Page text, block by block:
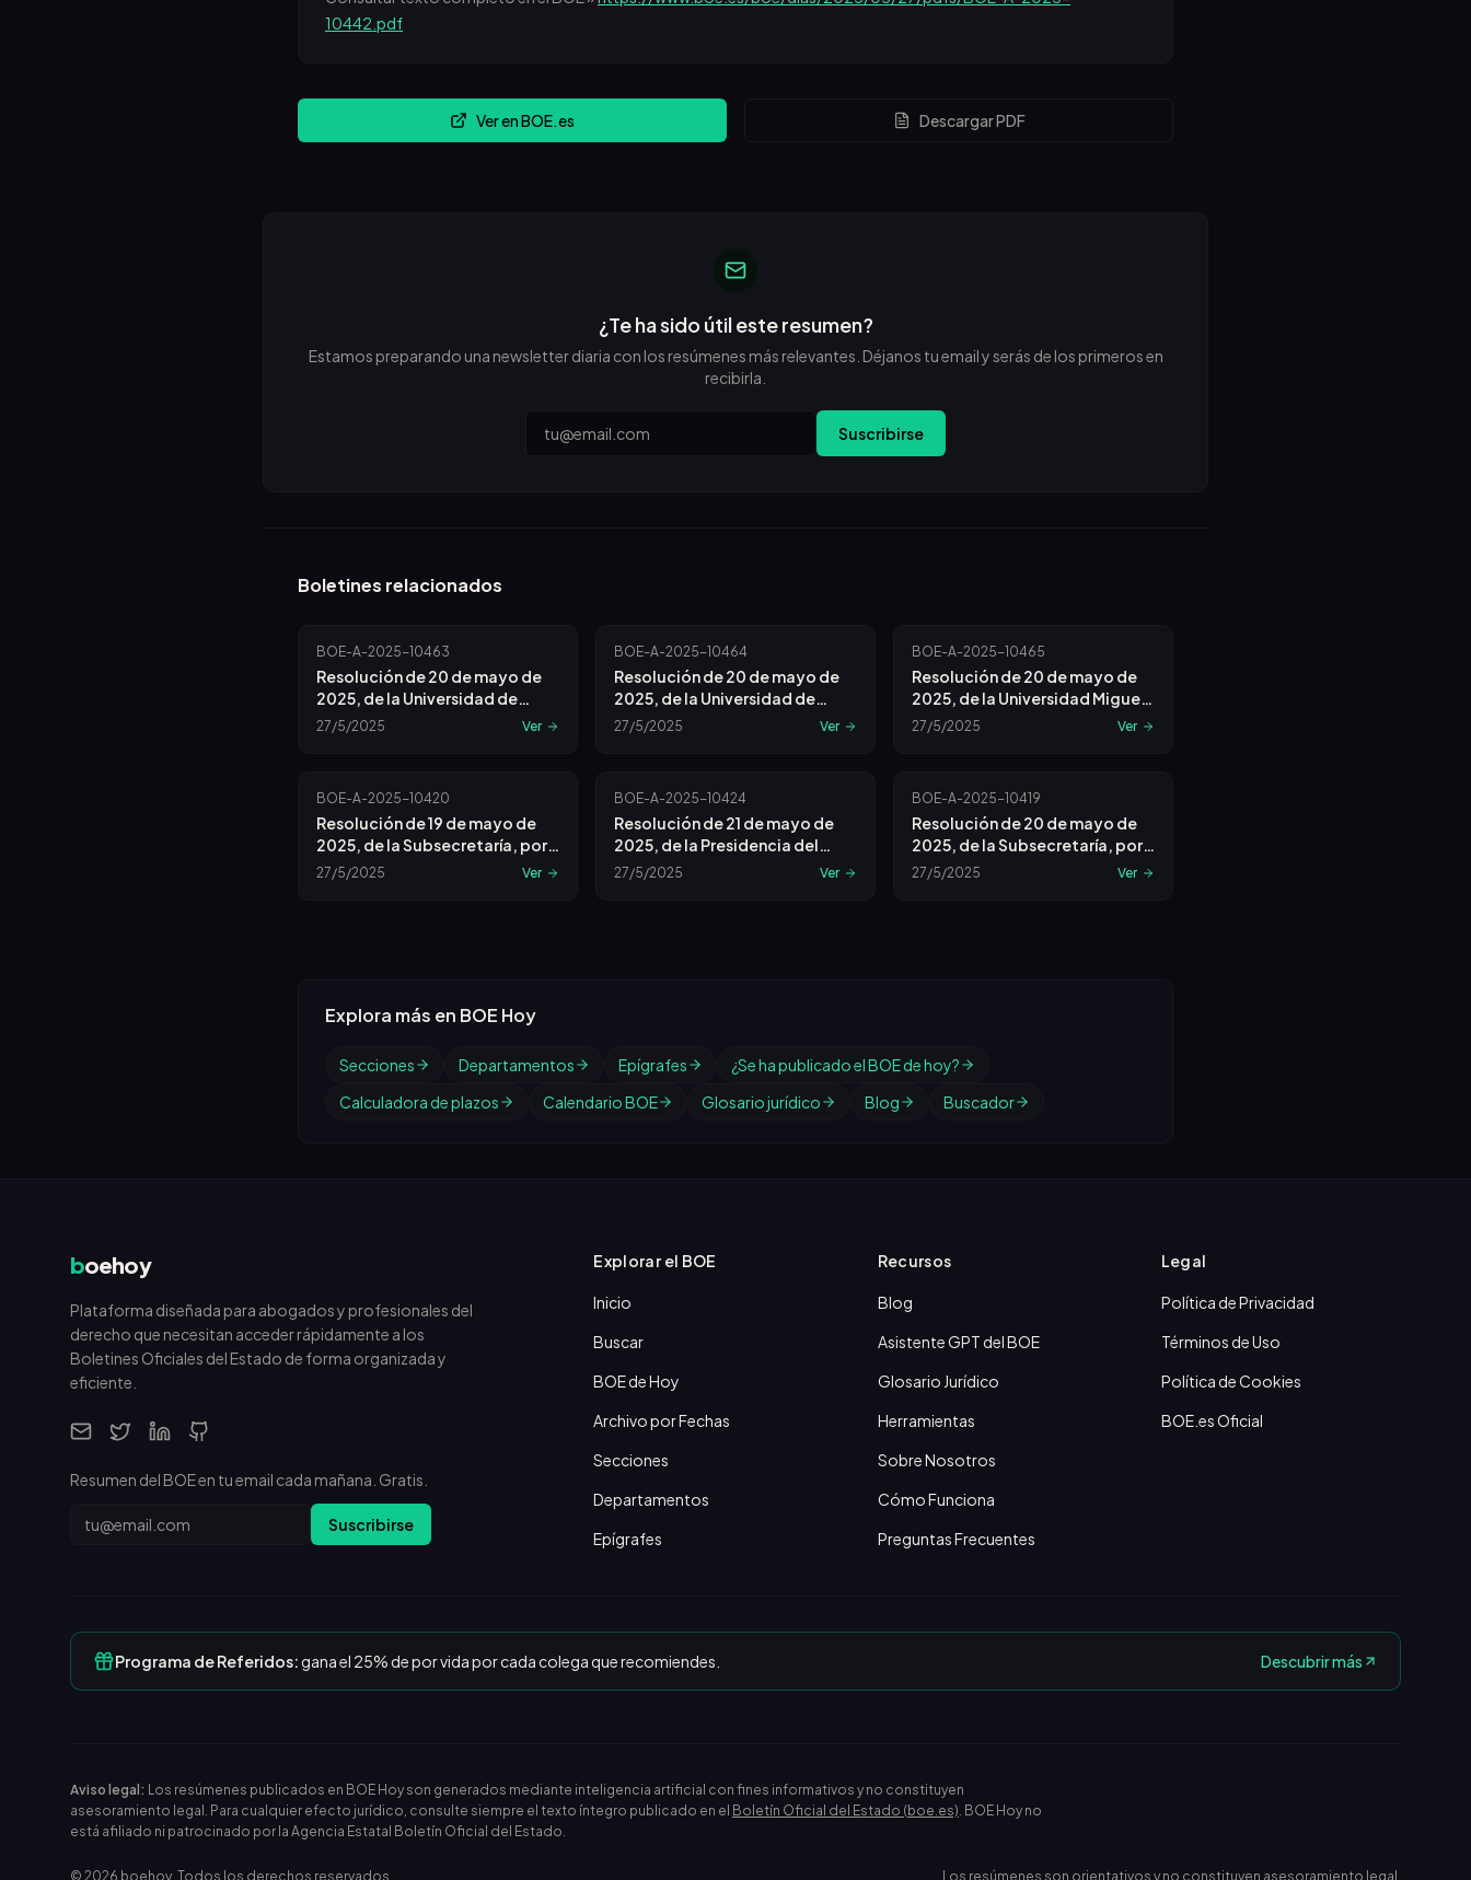
10442.pdf
Ver en BOE.es Descargar PDF
¿Te ha sido útil este resumen?
Estamos preparando una newsletter diaria con los resúmenes más relevantes. Déjanos tu email y serás de los primeros en
recibirla.
Suscribirse
Boletines relacionados
BOE-A-2025-10463
Resolución de 20 de mayo de
2025, de la Universidad de
Valladolid, por la que se
27/5/2025 Ver
BOE-A-2025-10464
Resolución de 20 de mayo de
2025, de la Universidad de
Valladolid, por la que se
27/5/2025 Ver
BOE-A-2025-10465
Resolución de 20 de mayo de
2025, de la Universidad Miguel
Hernández de Elche, referente
27/5/2025 Ver
BOE-A-2025-10420
Resolución de 19 de mayo de
2025, de la Subsecretaría, por
la que se convoca la provisión
27/5/2025 Ver
BOE-A-2025-10424
Resolución de 21 de mayo de
2025, de la Presidencia del
Consejo de Estado, por la que
27/5/2025 Ver
BOE-A-2025-10419
Resolución de 20 de mayo de
2025, de la Subsecretaría, por
la que se convoca concurso
27/5/2025 Ver
Explora más en BOE Hoy
Secciones Departamentos Epígrafes
¿Se ha publicado el BOE de hoy?
Calculadora de plazos
Calendario BOE Glosario jurídico Blog Buscador
boehoy
Plataforma diseñada para abogados y profesionales del
derecho que necesitan acceder rápidamente a los
Boletines Oficiales del Estado de forma organizada y
eficiente.
Resumen del BOE en tu email cada mañana. Gratis.
Email Suscribirse
Explorar el BOE
Inicio
Buscar
BOE de Hoy
Archivo por Fechas
Secciones
Departamentos
Epígrafes
Recursos
Blog
Asistente GPT del BOE
Glosario Jurídico
Herramientas
Sobre Nosotros
Cómo Funciona
Preguntas Frecuentes
Legal
Política de Privacidad
Términos de Uso
Política de Cookies
BOE.es Oficial
Programa de Referidos:gana el 25% de por vida por cada colega que recomiendes. Descubrir más
Aviso legal: Los resúmenes publicados en BOE Hoy son generados mediante inteligencia artificial con fines informativos y no constituyen
asesoramiento legal. Para cualquier efecto jurídico, consulte siempre el texto íntegro publicado en el Boletín Oficial del Estado (boe.es). BOE Hoy no
está afiliado ni patrocinado por la Agencia Estatal Boletín Oficial del Estado.
© 2026 boehoy. Todos los derechos reservados. Los resúmenes son orientativos y no constituyen asesoramiento legal.